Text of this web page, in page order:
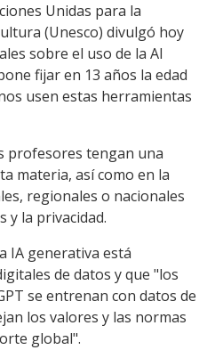
Unidas para la
(Unesco) divulgó hoy
sobre el uso de la AI
fijar en 13 años la edad
usen estas herramientas
profesores tengan una
materia, así como en la
regionales o nacionales
y la privacidad.
IA generativa está
de datos y que "los
se entrenan con datos de
los valores y las normas
global".